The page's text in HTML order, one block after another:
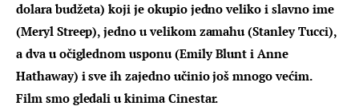
dolara budžeta) koji je okupio jedno veliko i slavno ime
(Meryl Streep), jedno u velikom zamahu (Stanley Tucci),
a dva u očiglednom usponu (Emily Blunt i Anne
Hathaway) i sve ih zajedno učinio još mnogo većim.
Film smo gledali u kinima Cinestar.